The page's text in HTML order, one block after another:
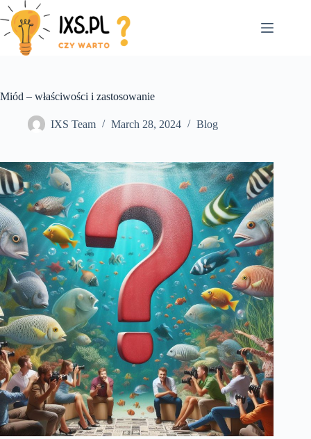
Skip
to
content
Miód – właściwości i zastosowanie
IXS Team March 28, 2024 Blog